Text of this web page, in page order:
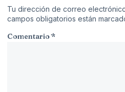
Tu dirección de correo
campos obligatorios están
Comentario*